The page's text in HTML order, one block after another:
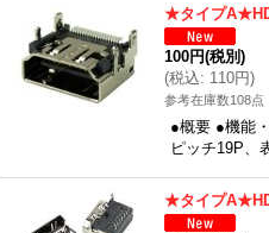
★タイプ
100円(税別)
(税込: 110円)
参考在庫数108点
●概要 ●機能
ピッチ19P、
★タイプ